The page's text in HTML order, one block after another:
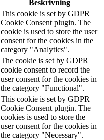
Beskrivning
This cookie is set by GDPR
Cookie Consent plugin. The
cookie is used to store the user
consent for the cookies in the
category "Analytics".
The cookie is set by GDPR
cookie consent to record the
user consent for the cookies in
the category "Functional".
This cookie is set by GDPR
Cookie Consent plugin. The
cookies is used to store the
user consent for the cookies in
the category "Necessary".